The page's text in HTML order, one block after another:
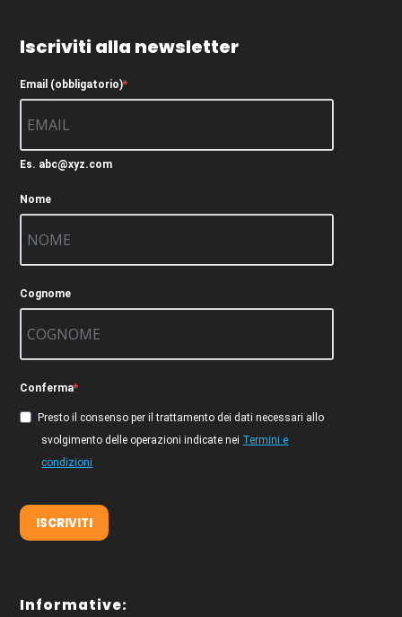
Iscriviti alla newsletter
Email (obbligatorio)
Es. abc@xyz.com
Nome
Cognome
Conferma
Presto il consenso per il trattamento dei dati necessari allo
svolgimento delle operazioni indicate nei Termini e
condizioni
ISCRIVITI
Informative: